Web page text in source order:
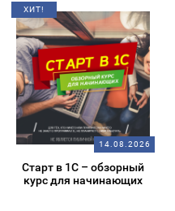
ХИТ!
14.08.2026
Старт в 1С – обзорный
курс для начинающих